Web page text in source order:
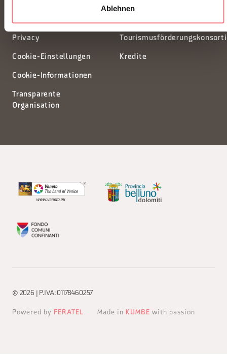
Ablehnen
Privacy
Cookie-Einstellungen
Cookie-Informationen
Transparente
Organisation
Kredite
© 2026 | P.IVA: 01178460257
Powered by FERATEL Made in KUMBE with passion